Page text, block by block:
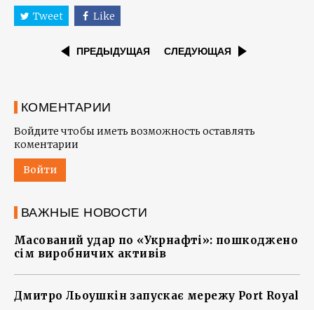
Tweet Like
ПРЕДЫДУЩАЯ СЛЕДУЮЩАЯ
КОМЕНТАРИИ
Войдите чтобы иметь возможность оставлять
коментарии
Войти
ВАЖНЫЕ НОВОСТИ
Масований удар по «Укрнафті»: пошкоджено
сім виробничих активів
Дмитро Льоушкін запускає мережу Port Royal